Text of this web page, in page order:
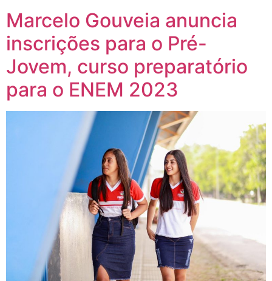
Marcelo Gouveia anuncia
inscrições para o Pré-
Jovem, curso preparatório
para o ENEM 2023